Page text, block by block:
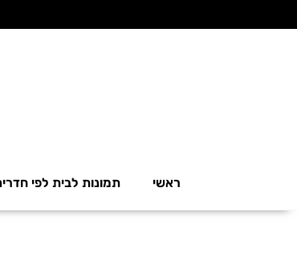
ראשי תמונות לבית לפי